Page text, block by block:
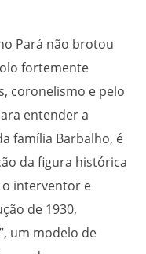
Pará não brotou
fortemente
coronelismo e pelo
entender a
família Barbalho, é
da figura histórica
o interventor e
de 1930,
um modelo de